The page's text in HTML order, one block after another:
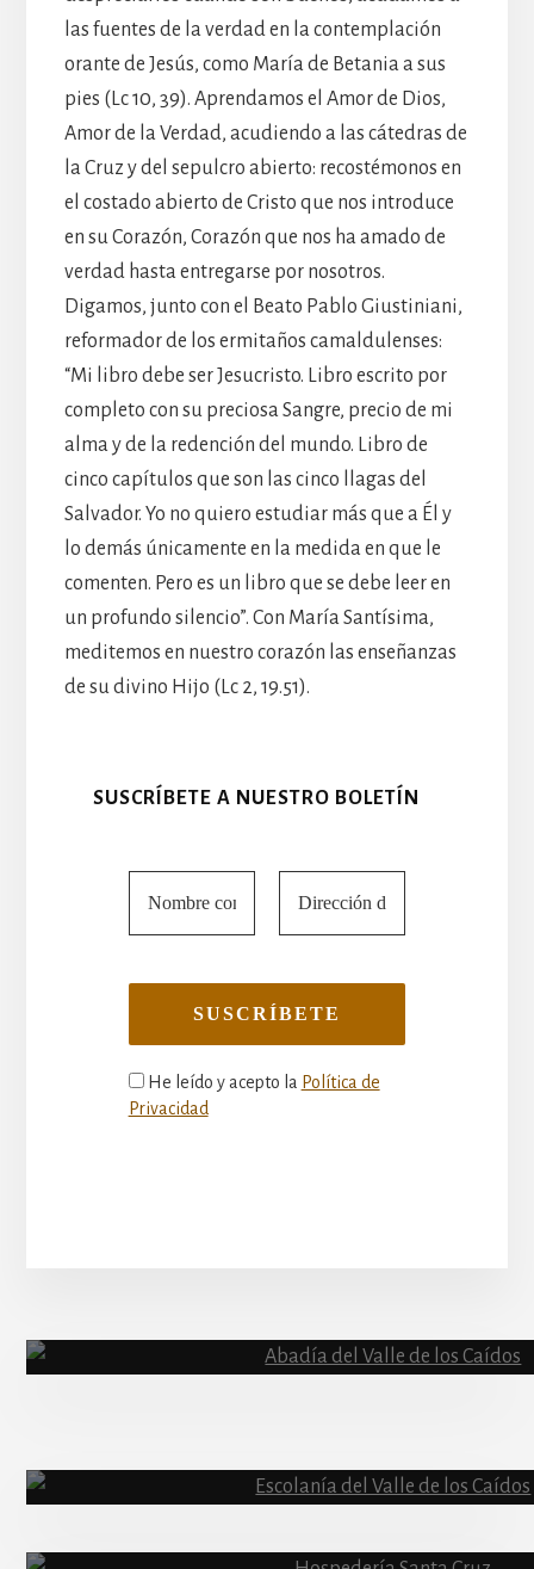
las fuentes de la verdad en la contemplación
orante de Jesús, como María de Betania a sus
pies (Lc 10, 39). Aprendamos el Amor de Dios,
Amor de la Verdad, acudiendo a las cátedras de
la Cruz y del sepulcro abierto: recostémonos en
el costado abierto de Cristo que nos introduce
en su Corazón, Corazón que nos ha amado de
verdad hasta entregarse por nosotros.
Digamos, junto con el Beato Pablo Giustiniani,
reformador de los ermitaños camaldulenses:
“Mi libro debe ser Jesucristo. Libro escrito por
completo con su preciosa Sangre, precio de mi
alma y de la redención del mundo. Libro de
cinco capítulos que son las cinco llagas del
Salvador. Yo no quiero estudiar más que a Él y
lo demás únicamente en la medida en que le
comenten. Pero es un libro que se debe leer en
un profundo silencio”. Con María Santísima,
meditemos en nuestro corazón las enseñanzas
de su divino Hijo (Lc 2, 19.51).
SUSCRÍBETE A NUESTRO BOLETÍN
He leído y acepto la Política de
Privacidad
Content